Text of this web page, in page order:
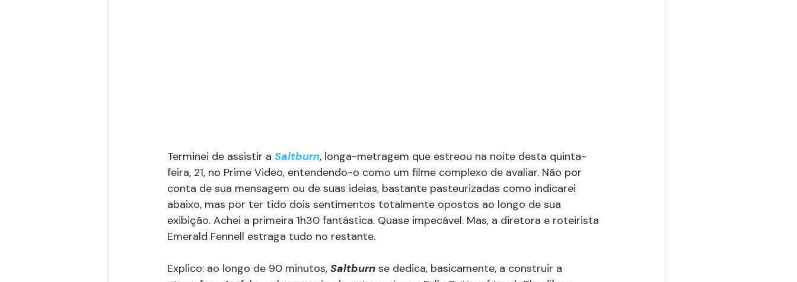
Terminei de assistir a Saltburn, longa-metragem que estreou na noite desta quinta-
feira, 21, no Prime Video, entendendo-o como um filme complexo de avaliar. Não por
conta de sua mensagem ou de suas ideias, bastante pasteurizadas como indicarei
abaixo, mas por ter tido dois sentimentos totalmente opostos ao longo de sua
exibição. Achei a primeira 1h30 fantástica. Quase impecável. Mas, a diretora e roteirista
Emerald Fennell estraga tudo no restante.
Explico: ao longo de 90 minutos, Saltburn se dedica, basicamente, a construir a